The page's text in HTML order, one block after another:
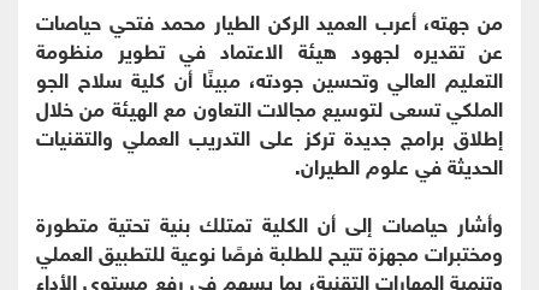
من جهته، أعرب العميد الركن الطيار محمد فتحي حياصات
عن تقديره لجهود هيئة الاعتماد في تطوير منظومة
التعليم العالي وتحسين جودته، مبينًا أن كلية سلاح الجو
الملكي تسعى لتوسيع مجالات التعاون مع الهيئة من خلال
إطلاق برامج جديدة تركز على التدريب العملي والتقنيات
الحديثة في علوم الطيران.
وأشار حياصات إلى أن الكلية تمتلك بنية تحتية متطورة
ومختبرات مجهزة تتيح للطلبة فرصًا نوعية للتطبيق العملي
وتنمية المهارات التقنية، بما يسهم في رفع مستوى الأداء